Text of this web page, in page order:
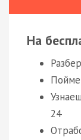
На
24